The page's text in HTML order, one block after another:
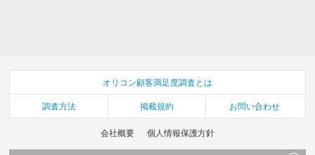
オリコン顧客満足度調査とは
調査方法 掲載規約 お問い合わせ
会社概要 個人情報保護方針